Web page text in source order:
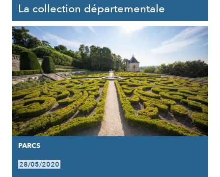
La collection départementale
PARCS
28/05/2020